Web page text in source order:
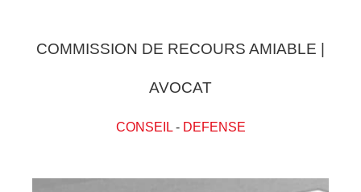
COMMISSION DE RECOURS AMIABLE |
AVOCAT
CONSEIL- DEFENSE